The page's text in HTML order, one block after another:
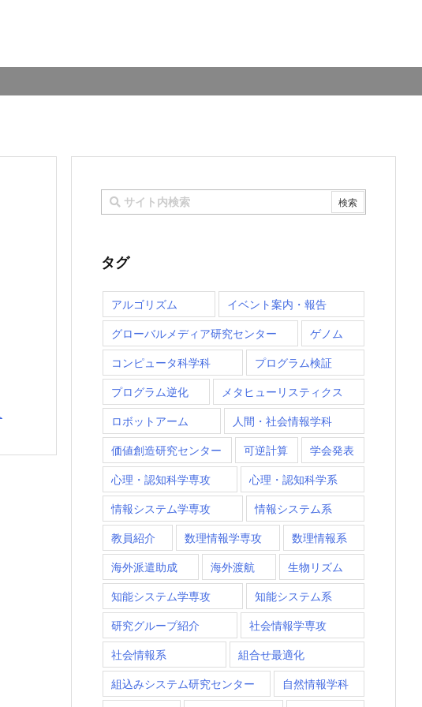
タグ
アルゴリズム イベント案内・報告
グローバルメディア研究センター ゲノム
コンピュータ科学科 プログラム検証
プログラム逆化 メタヒューリスティクス
ロボットアーム 人間・社会情報学科
価値創造研究センター 可逆計算 学会発表
心理・認知科学専攻 心理・認知科学系
情報システム学専攻 情報システム系
教員紹介 数理情報学専攻 数理情報系
海外派遣助成 海外渡航 生物リズム
知能システム学専攻 知能システム系
研究グループ紹介 社会情報学専攻
社会情報系 組合せ最適化
組込みシステム研究センター 自然情報学科